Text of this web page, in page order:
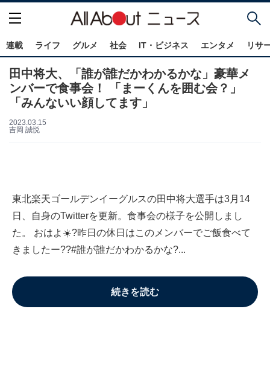
連載 ライフ グルメ 社会 IT・ビジネス エンタメ リサ
田中将大、「誰が誰だかわかるかな」豪華メ
ンバーで食事会！ 「まーくんを囲む会？」
「みんないい顔してます」
2023.03.15
吉岡 誠悦
東北楽天ゴールデンイーグルスの田中将大選手は3月14
日、自身のTwitterを更新。食事会の様子を公開しまし
た。 おはよ☀️?昨日の休日はこのメンバーでご飯食べて
きましたー??#誰が誰だかわかるかな?...
続きを読む